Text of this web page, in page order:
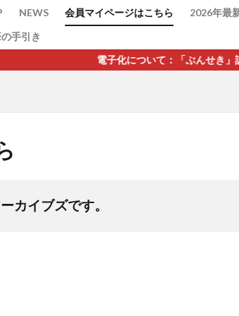
NEWS 会員マイページはこちら 2026年最
手引き
電子化について：「ぶんせき」誌の電子化に
カイブズです。